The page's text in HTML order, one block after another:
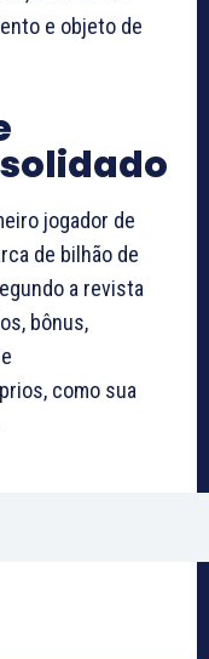
e objeto de
jogador de
de bilhão de
a revista
bônus,
como sua